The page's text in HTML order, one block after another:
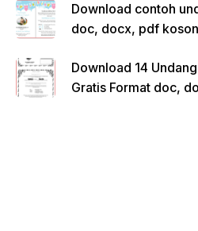
Download contoh
doc, docx, pdf
Download 14
Gratis Format doc,